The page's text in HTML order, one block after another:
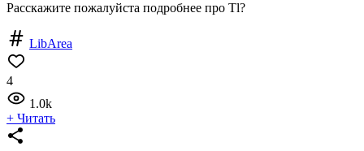
Расскажите пожалуйста подробнее про Tl?
LibArea
4
1.0k
+ Читать